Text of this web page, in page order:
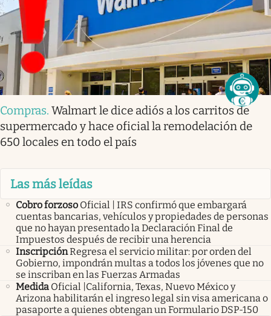
Compras. Walmart le dice adiós a los carritos de
supermercado y hace oficial la remodelación de
650 locales en todo el país
Las más leídas
Cobro forzoso Oficial | IRS confirmó que embargará
cuentas bancarias, vehículos y propiedades de personas
que no hayan presentado la Declaración Final de
Impuestos después de recibir una herencia
InscripciónRegresa el servicio militar: por orden del
Gobierno, impondrán multas a todos los jóvenes que no
se inscriban en las Fuerzas Armadas
Medida Oficial |California, Texas, Nuevo México y
Arizona habilitarán el ingreso legal sin visa americana o
pasaporte a quienes obtengan un Formulario DSP-150